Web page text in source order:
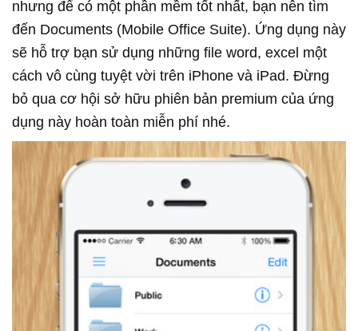
nhưng để có một phần mềm tốt nhất, bạn nên tìm
đến Documents (Mobile Office Suite). Ứng dụng này
sẽ hỗ trợ bạn sử dụng những file word, excel một
cách vô cùng tuyệt vời trên iPhone và iPad. Đừng
bỏ qua cơ hội sở hữu phiên bản premium của ứng
dụng này hoàn toàn miễn phí nhé.